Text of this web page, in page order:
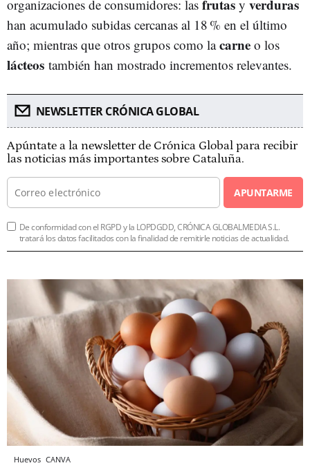
organizaciones de consumidores: las frutas y verduras
han acumulado subidas cercanas al 18 % en el último
año; mientras que otros grupos como lacarne o los
lácteos también han mostrado incrementos relevantes.
NEWSLETTER CRÓNICA GLOBAL
Apúntate a la newsletter de Crónica Global para recibir
las noticias más importantes sobre Cataluña.
APUNTARME
De conformidad con el RGPD y la LOPDGDD, CRÓNICA GLOBALMEDIA S.L.
tratará los datos facilitados con la finalidad de remitirle noticias de actualidad.
Huevos CANVA